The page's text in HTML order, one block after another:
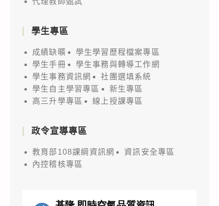
學生專區
成績缺曠
學生學習歷程檔案專區
學生手冊
學生事務與轉導工作網
學生事務資訊網
社團選填系統
學生自主學習專區
新生專區
高三升學專區
線上授課專區
政令宣導專區
教育部108課綱資訊網
資訊安全專區
內控稽核專區